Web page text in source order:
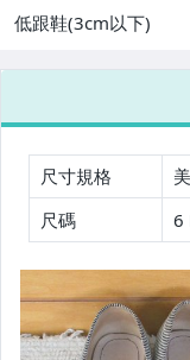
低跟鞋(3cm以下)
尺寸規格
尺碼
6